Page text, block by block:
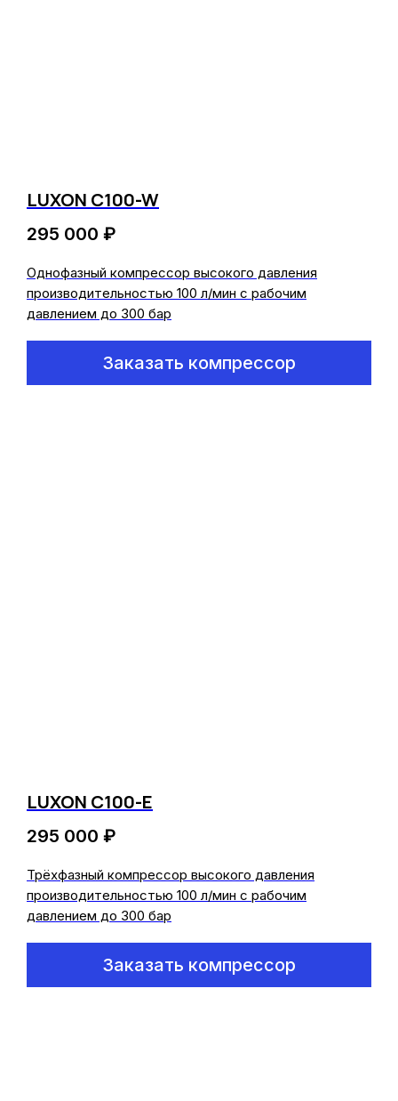
LUXON C100-W
295 000 ₽
Однофазный компрессор высокого давления
производительностью 100 л/мин с рабочим
давлением до 300 бар
Заказать компрессор
LUXON C100-E
295 000 ₽
Трёхфазный компрессор высокого давления
производительностью 100 л/мин с рабочим
давлением до 300 бар
Заказать компрессор